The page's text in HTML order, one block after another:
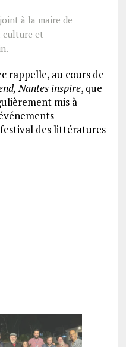
à la maire de
culture et
rappelle, au cours de
Nantes inspire, que ​​
mis à
des littératures